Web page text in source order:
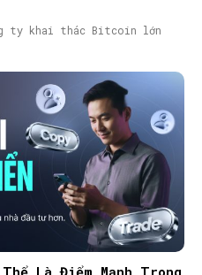
ty khai thác Bitcoin lớn